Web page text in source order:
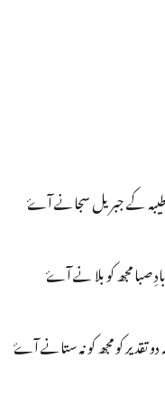
کے جبریل سجانے آۓ
صبا مجھ کو بلا نے آۓ
تقدیر کو مجھ کو نہ ستانے آۓ